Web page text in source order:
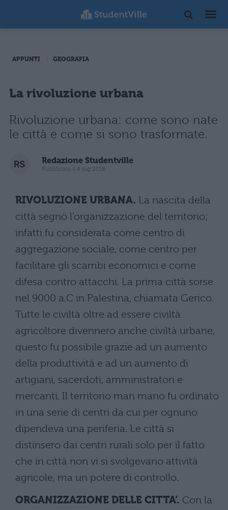
APPUNTI GEOGRAFIA
La rivoluzione urbana
Rivoluzione urbana: come sono nate
le città e come si sono trasformate.
Redazione Studentville
Pubblicato il 4 lug 2016
RIVOLUZIONE URBANA. La nascita della
città segnò l’organizzazione del territorio;
infatti fu considerata come centro di
aggregazione sociale, come centro per
facilitare gli scambi economici e come
difesa contro attacchi. La prima città sorse
nel 9000 a.C in Palestina, chiamata Gerico.
Tutte le civiltà oltre ad essere civiltà
agricoltore divennero anche civiltà urbane,
questo fu possibile grazie ad un aumento
della produttività e ad un aumento di
artigiani, sacerdoti, amministratori e
mercanti. Il territorio man mano fu ordinato
in una serie di centri da cui per ognuno
dipendeva una periferia. Le città si
distinsero dai centri rurali solo per il fatto
che in città non vi si svolgevano attività
agricole, ma un potere di controllo.
ORGANIZZAZIONE DELLE CITTA’. Con la